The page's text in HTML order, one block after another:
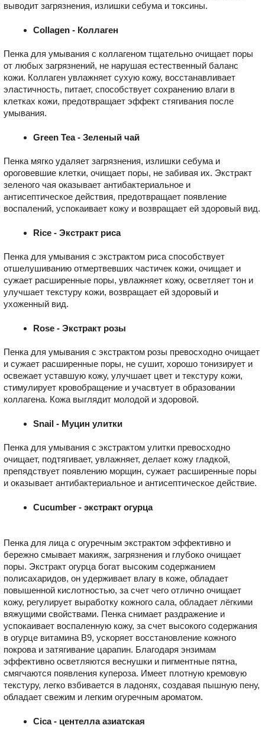
выводит загрязнения, излишки себума и токсины.
Collagen - Коллаген
Пенка для умывания с коллагеном тщательно очищает поры
от любых загрязнений, не нарушая естественный баланс
кожи. Коллаген увлажняет сухую кожу, восстанавливает
эластичность, питает, способствует сохранению влаги в
клетках кожи, предотвращает эффект стягивания после
умывания.
Green Tea - Зеленый чай
Пенка мягко удаляет загрязнения, излишки себума и
ороговевшие клетки, очищает поры, не забивая их. Экстракт
зеленого чая оказывает антибактериальное и
антисептическое действия, предотвращает появление
воспалений, успокаивает кожу и возвращает ей здоровый вид.
Rice - Экстракт риса
Пенка для умывания с экстрактом риса способствует
отшелушиванию отмертвевших частичек кожи, очищает и
сужает расширенные поры, увлажняет кожу, осветляет тон и
улучшает текстуру кожи, возвращает ей здоровый и
ухоженный вид.
Rose - Экстракт розы
Пенка для умывания с экстрактом розы превосходно очищает
и сужает расширенные поры, не сушит, хорошо тонизирует и
освежает уставшую кожу, улучшает цвет и текстуру кожи,
стимулирует кровобращение и учасвтует в образовании
коллагена. Кожа выглядит молодой и здоровой.
Snail - Муцин улитки
Пенка для умывания с экстрактом улитки превосходно
очищает, подтягивает, увлажняет, делает кожу гладкой,
препядствует появлению морщин, сужает расширенные поры
и оказывает антибактериальное и антисептическое действие.
Cucumber - экстракт огурца
Пенка для лица с огуречным экстрактом эффективно и
бережно смывает макияж, загрязнения и глубоко очищает
поры. Экстракт огурца богат высоким содержанием
полисахаридов, он удерживает влагу в коже, обладает
повышенной кислотностью, за счет чего отлично очищает
кожу, регулирует выработку кожного сала, обладает лёгкими
вяжущими свойствами. Пенка снимает раздражение и
успокаивает воспаленную кожу, за счет высокого содержания
в огурце витамина В9, ускоряет восстановление кожного
покрова и затягивание царапин. Благодаря энзимам
эффективно осветляются веснушки и пигментные пятна,
смягчаются появления купероза. Имеет плотную кремовую
текстуру, легко взбивается в ладонях, создавая пышную пену,
обладает свежим и легким огуречным ароматом.
Cica - центелла азиатская